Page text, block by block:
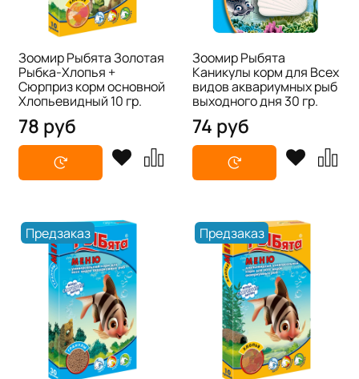
Зоомир Рыбята Золотая
Рыбка-Хлопья +
Сюрприз корм основной
Хлопьевидный 10 гр.
78 руб
Зоомир Рыбята
Каникулы корм для Всех
видов аквариумных рыб
выходного дня 30 гр.
74 руб
Предзаказ Предзаказ